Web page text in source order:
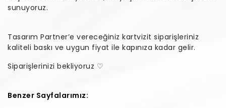
sunuyoruz.
Tasarım Partner’e vereceğiniz kartvizit siparişleriniz
kaliteli baskı ve uygun fiyat ile kapınıza kadar gelir.
Siparişlerinizi bekliyoruz ♡
Benzer Sayfalarımız: